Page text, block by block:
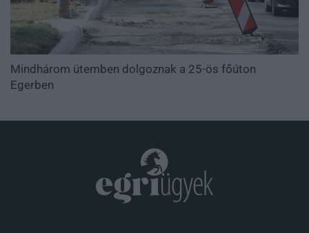
Mindhárom ütemben dolgoznak a 25-ös főúton
Egerben